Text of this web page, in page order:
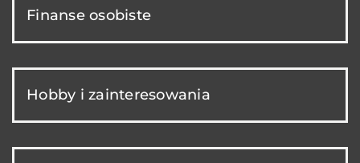
Finanse osobiste
Hobby i zainteresowania